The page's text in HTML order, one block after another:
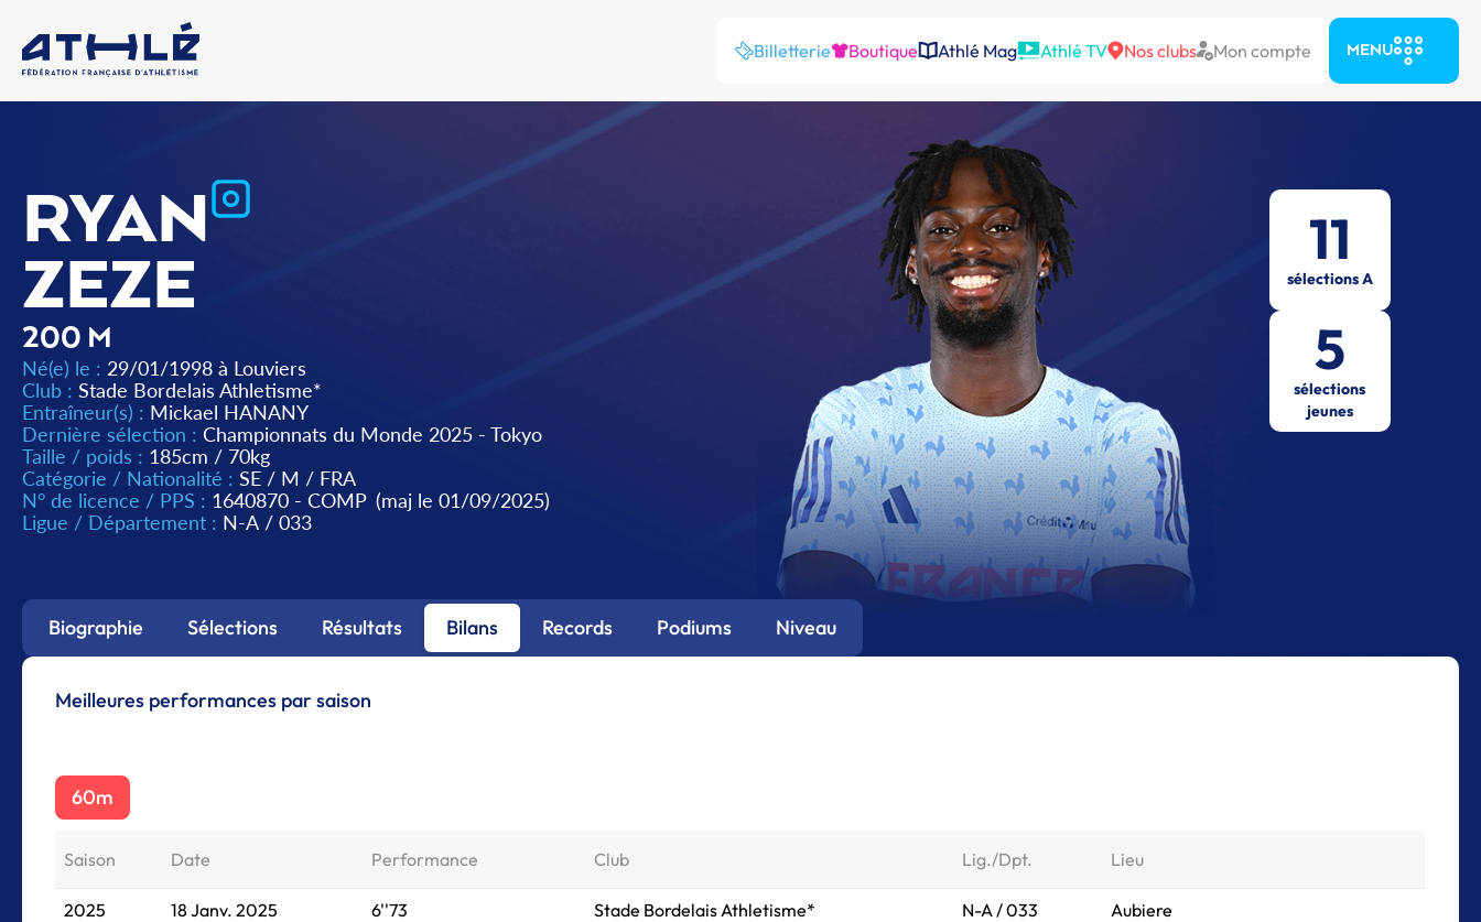
Billetterie Boutique Athlé Mag Athlé TV Nos clubs Mon compte MENU
RYAN
ZEZE
200 M
Né(e) le : 29/01/1998 à Louviers
Club : Stade Bordelais Athletisme*
Entraîneur(s) : Mickael HANANY
Dernière sélection : Championnats du Monde 2025 - Tokyo
Taille / poids : 185cm / 70kg
Catégorie / Nationalité : SE / M / FRA
N° de licence / PPS : 1640870 - COMP (maj le 01/09/2025)
Ligue / Département : N-A / 033
Biographie Sélections Résultats Bilans Records Podiums Niveau
11
sélections A
5
sélections
jeunes
Meilleures performances par saison
60m
Saison Date Performance Club Lig./Dpt. Lieu
2025 18 Janv. 2025 6''73 Stade Bordelais Athletisme* N-A / 033 Aubiere